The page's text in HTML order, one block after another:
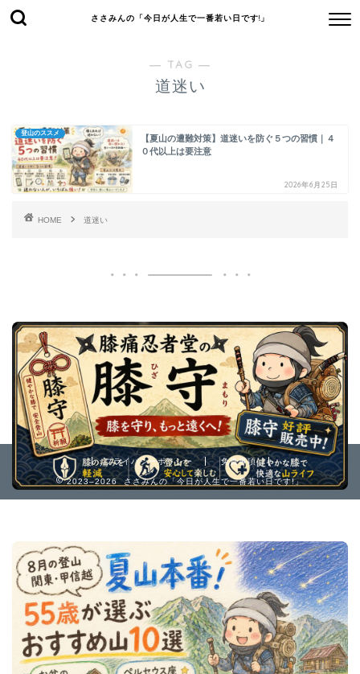
ささみんの「今日が人生で一番若い日です!」
― TAG ―
道迷い
登山のススメ
【夏山の遭難対策】道迷いを防ぐ５つの習慣｜４
０代以上は要注意
2026年6月25日
HOME 道迷い
プライバシーポリシー 免責事項
2023–2026 ささみんの「今日が人生で一番若い日です!」